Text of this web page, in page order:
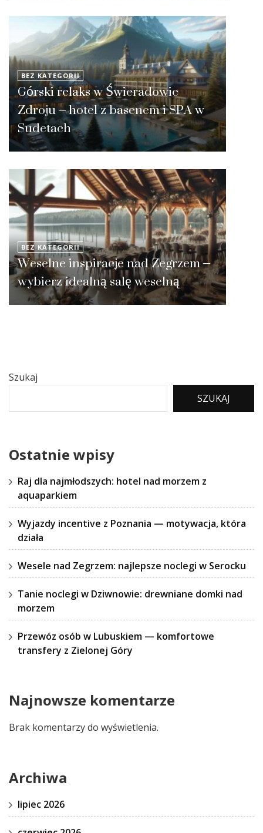
BEZ KATEGORII
Górski relaks w Świeradowie
Zdroju – hotel z basenem i SPA w
Sudetach
BEZ KATEGORII
Weselne inspiracje nad Zegrzem –
wybierz idealną salę weselną
Szukaj
SZUKAJ
Ostatnie wpisy
Raj dla najmłodszych: hotel nad morzem z
aquaparkiem
Wyjazdy incentive z Poznania — motywacja, która
działa
Wesele nad Zegrzem: najlepsze noclegi w Serocku
Tanie noclegi w Dziwnowie: drewniane domki nad
morzem
Przewóz osób w Lubuskiem — komfortowe
transfery z Zielonej Góry
Najnowsze komentarze
Brak komentarzy do wyświetlenia.
Archiwa
lipiec 2026